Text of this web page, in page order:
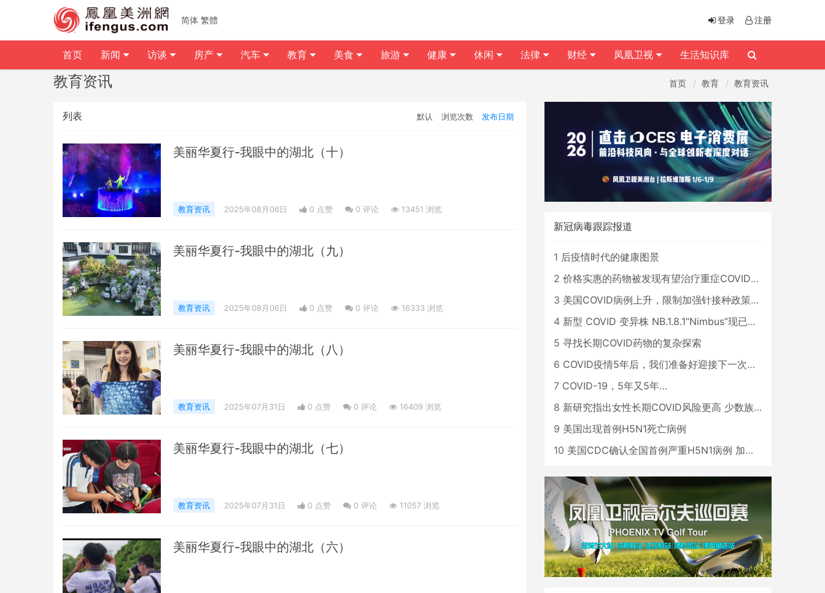
教育资讯 首页 教育 教育资讯
列表 默认 浏览次数 发布日期
美丽华夏行-我眼中的湖北（十）
教育资讯 2025年08月06日 0 点赞 0 评论 13451 浏览
美丽华夏行-我眼中的湖北（九）
教育资讯 2025年08月06日 0 点赞 0 评论 16333 浏览
美丽华夏行-我眼中的湖北（八）
教育资讯 2025年07月31日 0 点赞 0 评论 16409 浏览
美丽华夏行-我眼中的湖北（七）
教育资讯 2025年07月31日 0 点赞 0 评论 11057 浏览
美丽华夏行-我眼中的湖北（六）
新冠病毒跟踪报道
1 后疫情时代的健康图景
2 价格实惠的药物被发现有望治疗重症COVID患者
3 美国COVID病例上升，限制加强针接种政策即将出台
4 新型 COVID 变异株 NB.1.8.1“Nimbus”现已在美国占据主导地位
5 寻找长期COVID药物的复杂探索
6 COVID疫情5年后，我们准备好迎接下一次大流行了吗？
7 COVID-19，5年又5年…
8 新研究指出女性长期COVID风险更高 少数族裔儿童存在差异
9 美国出现首例H5N1死亡病例
10 美国CDC确认全国首例严重H5N1病例 加州进入紧急状态
简体 繁體 登录 注册
首页 新闻 访谈 房产 汽车 教育 美食 旅游 健康 休闲 法律 财经 凤凰卫视 生活知识库